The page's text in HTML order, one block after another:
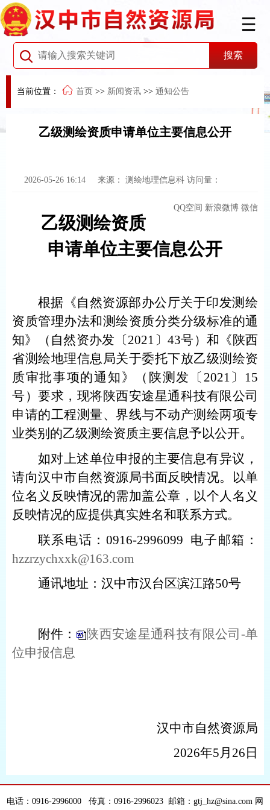
当前位置： 首页 >> 新闻资讯 >> 通知公告
乙级测绘资质申请单位主要信息公开
2026-05-26 16:14 来源： 测绘地理信息科 访问量：
QQ空间 新浪微博 微信
乙级测绘资质
申请单位主要信息公开
根据《自然资源部办公厅关于印发测绘
资质管理办法和测绘资质分类分级标准的通
知》（自然资办发〔2021 〕 43号）和《陕西
省测绘地理信息局关于委托下放乙级测绘资
质审批事项的通知》（陕测发〔 2021 〕 15
号）要求，现将陕西安途星通科技有限公司
申请的工程测量、界线与不动产测绘两项专
业类别的乙级测绘资质主要信息予以公开。
如对上述单位申报的主要信息有异议，
请向汉中市自然资源局书面反映情况。以单
位名义反映情况的需加盖公章，以个人名义
反映情况的应提供真实姓名和联系方式。
联系电话： 0916-2996099 电子邮箱：
hzzrzychxxk@163.com
通讯地址：汉中市汉台区滨江路50号
附件：
陕西安途星通科技有限公司-单
位申报信息
汉中市自然资源局
2026年5月 26 日
电话：0916-2996000 传真：0916-2996023 邮箱：gtj_hz@sina.com 网